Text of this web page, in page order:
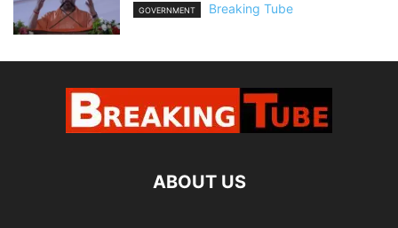
GOVERNMENT Breaking Tube
ABOUT US